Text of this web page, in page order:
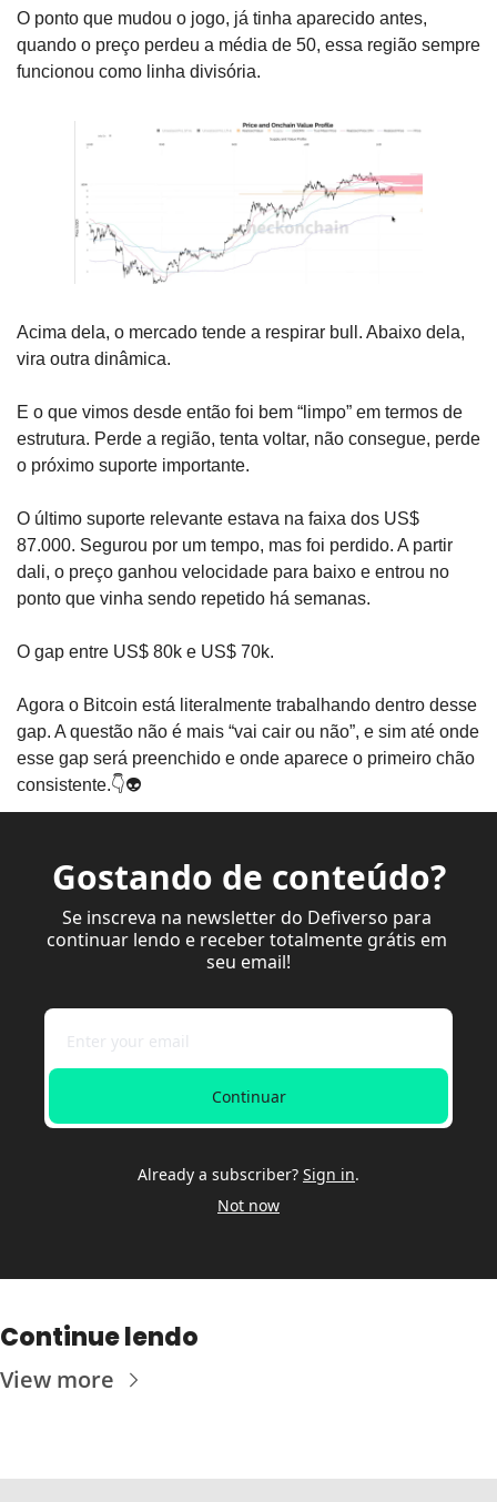
O ponto que mudou o jogo, já tinha aparecido antes,
quando o preço perdeu a média de 50, essa região sempre
funcionou como linha divisória.
Acima dela, o mercado tende a respirar bull. Abaixo dela,
vira outra dinâmica.
E o que vimos desde então foi bem “limpo” em termos de
estrutura. Perde a região, tenta voltar, não consegue, perde
o próximo suporte importante.
O último suporte relevante estava na faixa dos US$
87.000. Segurou por um tempo, mas foi perdido. A partir
dali, o preço ganhou velocidade para baixo e entrou no
ponto que vinha sendo repetido há semanas.
O gap entre US$ 80k e US$ 70k.
Agora o Bitcoin está literalmente trabalhando dentro desse
gap. A questão não é mais “vai cair ou não”, e sim até onde
esse gap será preenchido e onde aparece o primeiro chão
consistente.👇👽
Gostando de conteúdo?
Se inscreva na newsletter do Defiverso para
continuar lendo e receber totalmente grátis em
seu email!
Continuar
Already a subscriber? Sign in.
Not now
Continue lendo
View more